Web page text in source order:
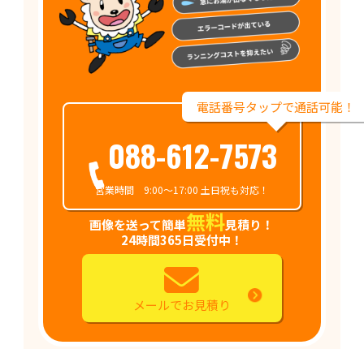
電話番号タップで通話可能！
088-612-7573
営業時間 9:00～17:00 土日祝も対応！
画像を送って簡単無料見積り！
24時間365日受付中！
メールでお見積り